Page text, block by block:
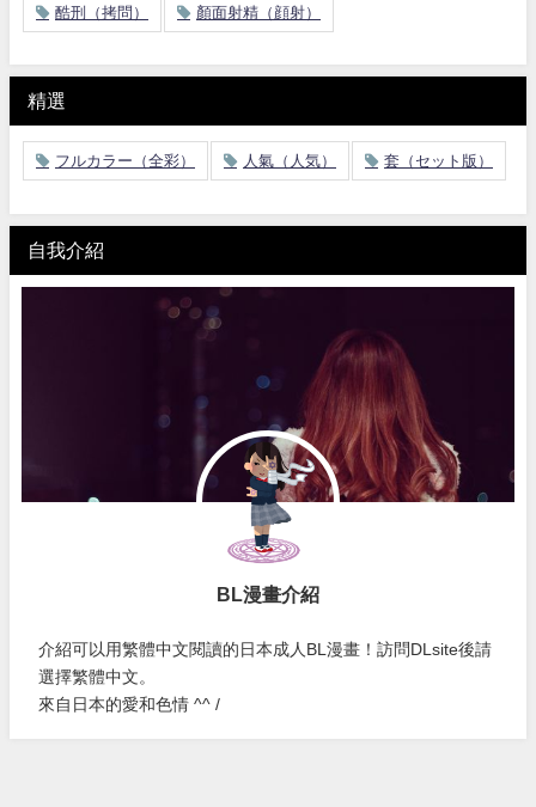
酷刑（拷問） 顏面射精（顔射）
精選
フルカラー（全彩） 人氣（人気） 套（セット版）
自我介紹
BL漫畫介紹
介紹可以用繁體中文閱讀的日本成人BL漫畫！訪問DLsite後請
選擇繁體中文。
來自日本的愛和色情 ^^ /